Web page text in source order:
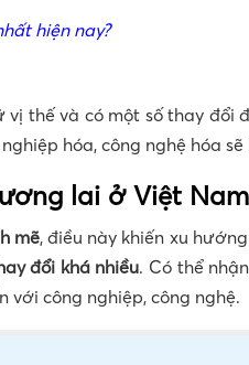
hiện nay?
thế và có một số thay đổi
hóa, công nghệ hóa sẽ
lai ở Việt Nam
mẽ, điều này khiến xu
đổi khá nhiều. Có thể
với công nghiệp, công nghệ.